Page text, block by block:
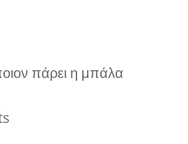
πάρει η μπάλα